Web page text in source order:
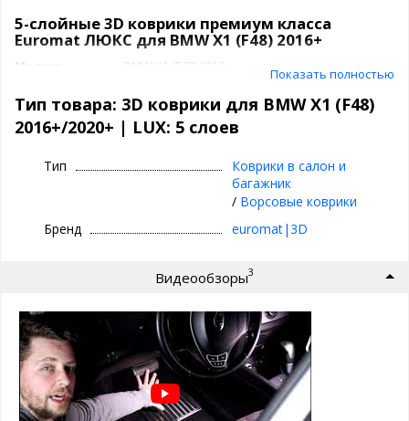
5-слойные 3D коврики премиум класса
Euromat ЛЮКС для BMW X1 (F48) 2016+
Модель
BMW X1 (F48) 2016+
Класс
LUX: 5 слоев
Задний ряд
с перемычкой
Подпятник
нержавейка с антискользящими вставками
Коврики 3D|Euromat
⊕ объединяют лучшие качества резиновых и
текстильных ковриков
⊕ надежно фиксируются повторяя геометрию
⊕ используются круглый год - забудьте про
лужи под ногами зимой
⊕ имеют нестираемый подпятник из
нержавейки с антискользящими вставками
⊕ легко чистятся и просты в уходе
Показать полностью
Тип товара: 3D коврики для BMW X1 (F48)
2016+/2020+ | LUX: 5 слоев
Тип
Коврики в салон и
багажник
/ Ворсовые коврики
Бренд
euromat|3D
Видеообзоры3